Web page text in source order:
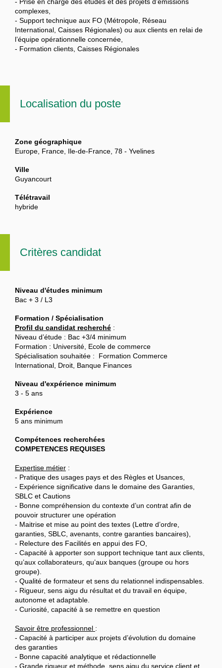
complexes,
- Support technique aux FO (Métropole, Réseau
International, Caisses Régionales) ou aux clients en relai de
l’équipe opérationnelle concernée,
- Formation clients, Caisses Régionales
Localisation du poste
Zone géographique
Europe, France, Ile-de-France, 78 - Yvelines
Ville
Guyancourt
Télétravail
hybride
Critères candidat
Niveau d'études minimum
Bac + 3 / L3
Formation / Spécialisation
Profil du candidat recherché :
Niveau d’étude : Bac +3/4 minimum
Formation : Université, Ecole de commerce
Spécialisation souhaitée : Formation Commerce
International, Droit, Banque Finances
Niveau d'expérience minimum
3 - 5 ans
Expérience
5 ans minimum
Compétences recherchées
COMPETENCES REQUISES
Expertise métier :
- Pratique des usages pays et des Règles et Usances,
- Expérience significative dans le domaine des Garanties,
SBLC et Cautions
- Bonne compréhension du contexte d’un contrat afin de
pouvoir structurer une opération
- Maitrise et mise au point des textes (Lettre d’ordre,
garanties, SBLC, avenants, contre garanties bancaires),
- Relecture des Facilités en appui des FO,
- Capacité à apporter son support technique tant aux clients,
qu’aux collaborateurs, qu’aux banques (groupe ou hors
groupe).
- Qualité de formateur et sens du relationnel indispensables.
- Rigueur, sens aigu du résultat et du travail en équipe,
autonome et adaptable.
- Curiosité, capacité à se remettre en question
Savoir être professionnel :
- Capacité à participer aux projets d’évolution du domaine
des garanties
- Bonne capacité analytique et rédactionnelle
- Grande rigueur et méthode, sens aigu du service client et